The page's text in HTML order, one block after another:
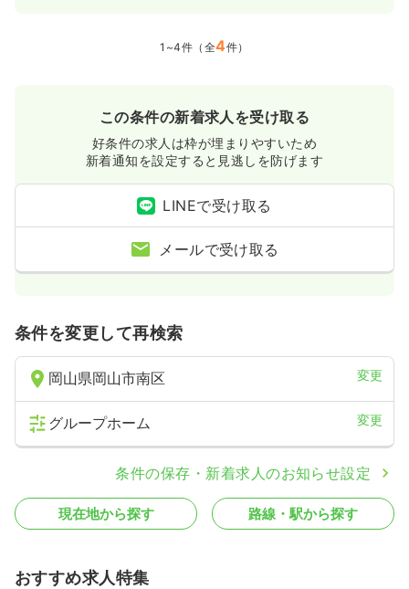
1~4件（全4件）
この条件の新着求人を受け取る
好条件の求人は枠が埋まりやすいため
新着通知を設定すると見逃しを防げます
LINEで受け取る
メールで受け取る
条件を変更して再検索
岡山県岡山市南区 変更
グループホーム 変更
条件の保存・新着求人のお知らせ設定
現在地から探す 路線・駅から探す
おすすめ求人特集